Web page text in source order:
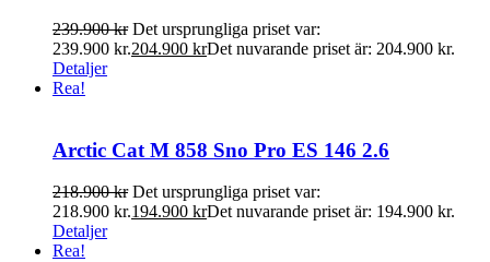
239.900kr Det ursprungliga priset var:
239.900 kr.204.900 krDet nuvarande priset är: 204.900 kr.
Detaljer
Rea!
Arctic Cat M 858 Sno Pro ES 146 2.6
218.900kr Det ursprungliga priset var:
218.900 kr.194.900 krDet nuvarande priset är: 194.900 kr.
Detaljer
Rea!